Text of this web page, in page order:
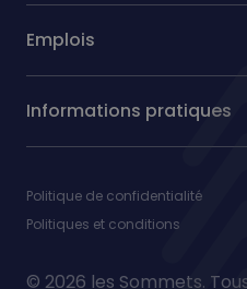
Emplois
Informations pratiques
Politique de confidentialité
Politiques et conditions
© 2026 les Sommets.